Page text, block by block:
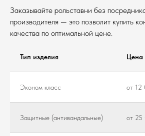
Заказывайте рольставни без
производителя — это позволит купить
качества по оптимальной цене.
Тип изделия Цена
Эконом класс от 12
Защитные (антивандальные) от 25